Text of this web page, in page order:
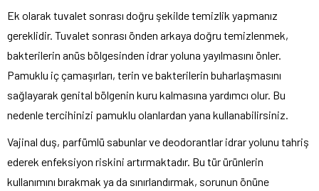
Ek olarak tuvalet sonrası doğru şekilde temizlik yapmanız
gereklidir. Tuvalet sonrası önden arkaya doğru temizlenmek,
bakterilerin anüs bölgesinden idrar yoluna yayılmasını önler.
Pamuklu iç çamaşırları, terin ve bakterilerin buharlaşmasını
sağlayarak genital bölgenin kuru kalmasına yardımcı olur. Bu
nedenle tercihinizi pamuklu olanlardan yana kullanabilirsiniz.
Vajinal duş, parfümlü sabunlar ve deodorantlar idrar yolunu tahriş
ederek enfeksiyon riskini artırmaktadır. Bu tür ürünlerin
kullanımını bırakmak ya da sınırlandırmak, sorunun önüne